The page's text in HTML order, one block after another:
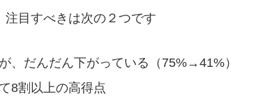
注目すべきは次の２つです
、だんだん下がっている（75%→41%）
8割以上の高得点